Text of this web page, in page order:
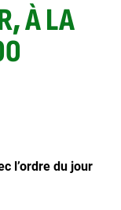
À LA
l’ordre du jour